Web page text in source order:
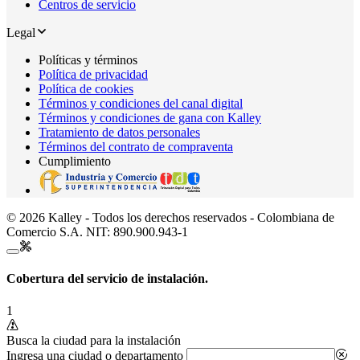
Centros de servicio
Legal
Políticas y términos
Política de privacidad
Política de cookies
Términos y condiciones del canal digital
Términos y condiciones de gana con Kalley
Tratamiento de datos personales
Términos del contrato de compraventa
Cumplimiento
© 2026 Kalley - Todos los derechos reservados - Colombiana de
Comercio S.A. NIT: 890.900.943-1
Cobertura del servicio de instalación.
1
Busca la ciudad para la instalación
Ingresa una ciudad o departamento